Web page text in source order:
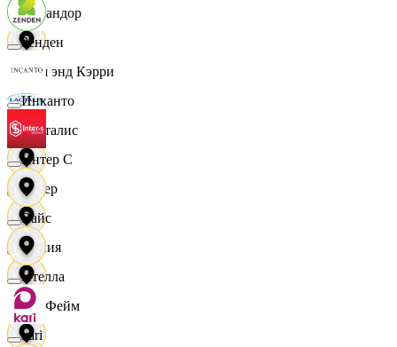
Командор
Кэш энд Кэрри
Лакталис
Левер
Линия
ЛисФейм
Зенден
Инканто
Интер С
Вайс
Ителла
kari